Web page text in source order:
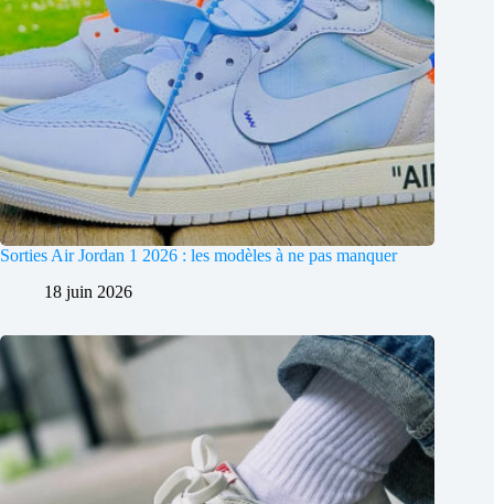
Sorties Air Jordan 1 2026 : les modèles à ne pas manquer
18 juin 2026